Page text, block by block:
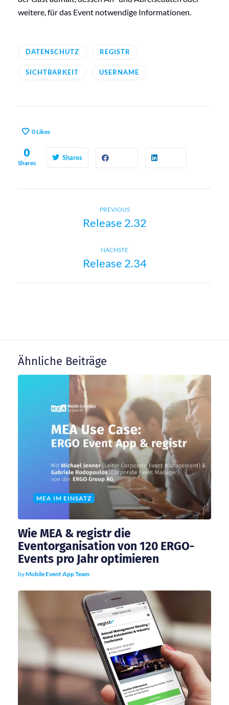
weitere, für das Event notwendige Informationen.
DATENSCHUTZ REGISTR
SICHTBARKEIT USERNAME
0Likes
0
Shares
Shares
g
g
a
t
i
o
PREVIOUSPrevious
post:
Release 2.32
NÄCHSTENext
post:
Release 2.34
Ähnliche Beiträge
MEA IM EINSATZ
Wie MEA & registr die
Eventorganisation von 120 ERGO-
Events pro Jahr optimieren
byMobile Event App Team